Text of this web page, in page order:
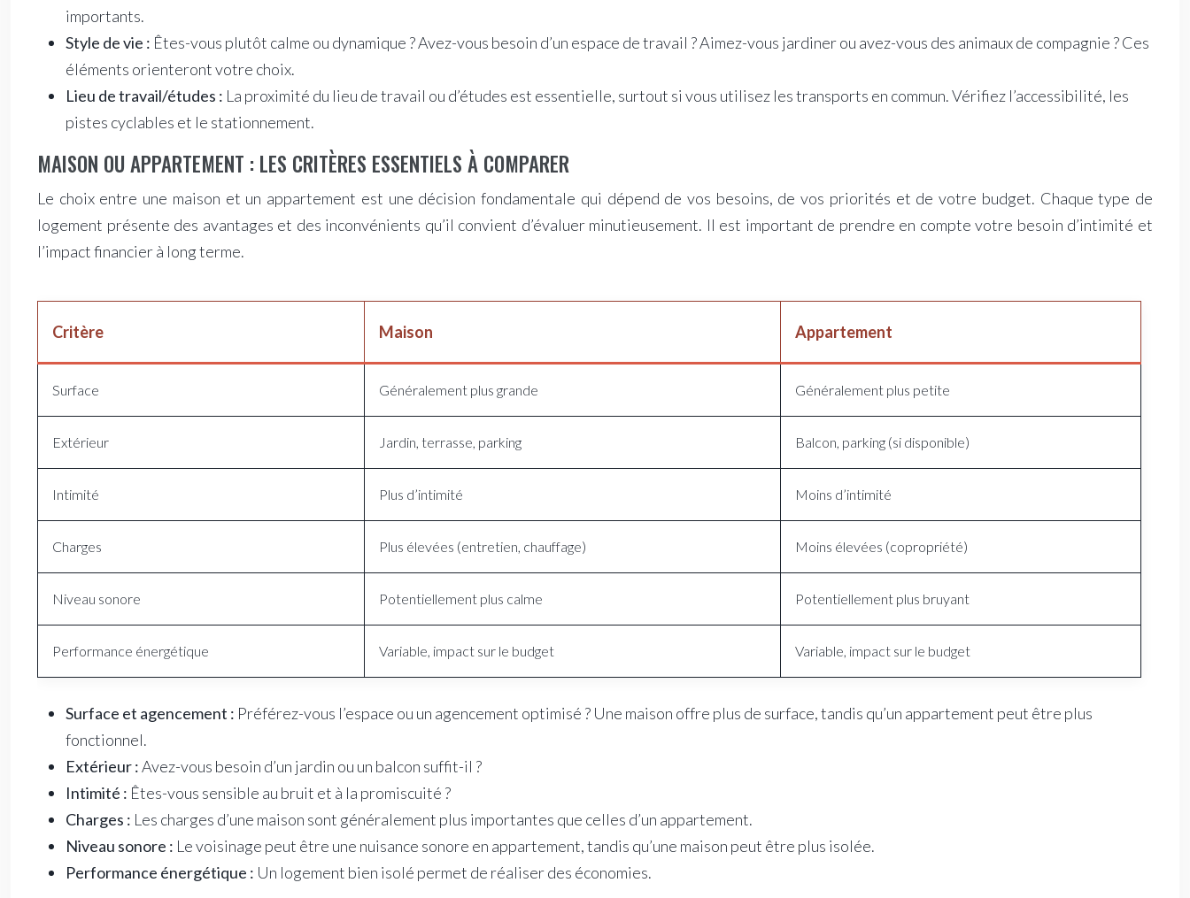
importants.
Style de vie : Êtes-vous plutôt calme ou dynamique ? Avez-vous besoin d’un espace de travail ? Aimez-vous jardiner ou avez-vous des animaux de compagnie ? Ces
éléments orienteront votre choix.
Lieu de travail/études : La proximité du lieu de travail ou d’études est essentielle, surtout si vous utilisez les transports en commun. Vérifiez l’accessibilité, les
pistes cyclables et le stationnement.
MAISON OU APPARTEMENT : LES CRITÈRES ESSENTIELS À COMPARER
Le choix entre une maison et un appartement est une décision fondamentale qui dépend de vos besoins, de vos priorités et de votre budget. Chaque type de
logement présente des avantages et des inconvénients qu’il convient d’évaluer minutieusement. Il est important de prendre en compte votre besoin d’intimité et
l’impact financier à long terme.
Critère Maison Appartement
Surface Généralement plus grande Généralement plus petite
Extérieur Jardin, terrasse, parking Balcon, parking (si disponible)
Intimité Plus d’intimité Moins d’intimité
Charges Plus élevées (entretien, chauffage) Moins élevées (copropriété)
Niveau sonore Potentiellement plus calme Potentiellement plus bruyant
Performance énergétique Variable, impact sur le budget Variable, impact sur le budget
Surface et agencement : Préférez-vous l’espace ou un agencement optimisé ? Une maison offre plus de surface, tandis qu’un appartement peut être plus
fonctionnel.
Extérieur :Avez-vous besoin d’un jardin ou un balcon suffit-il ?
Intimité : Êtes-vous sensible au bruit et à la promiscuité ?
Charges : Les charges d’une maison sont généralement plus importantes que celles d’un appartement.
Niveau sonore : Le voisinage peut être une nuisance sonore en appartement, tandis qu’une maison peut être plus isolée.
Performance énergétique : Un logement bien isolé permet de réaliser des économies.